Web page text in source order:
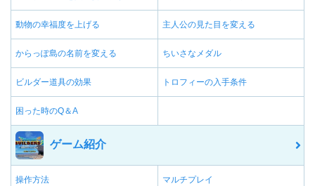
動物の幸福度を上げる 主人公の見た目を変える
からっぽ島の名前を変える ちいさなメダル
ビルダー道具の効果 トロフィーの入手条件
困った時のQ＆A
ゲーム紹介
操作方法 マルチプレイ